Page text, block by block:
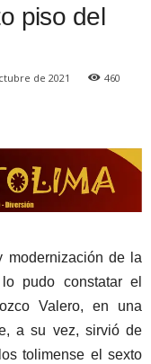
piso del
de 2021 460
modernización de la
pudo constatar el
Valero, en una
a su vez, sirvió de
tolimense el sexto